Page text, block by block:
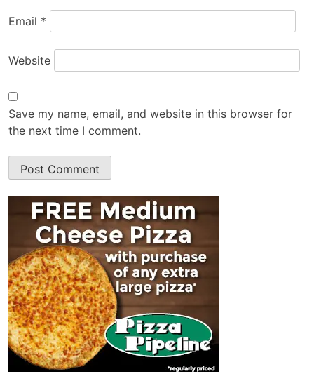
Email *
Website
Save my name, email, and website in this browser for
the next time I comment.